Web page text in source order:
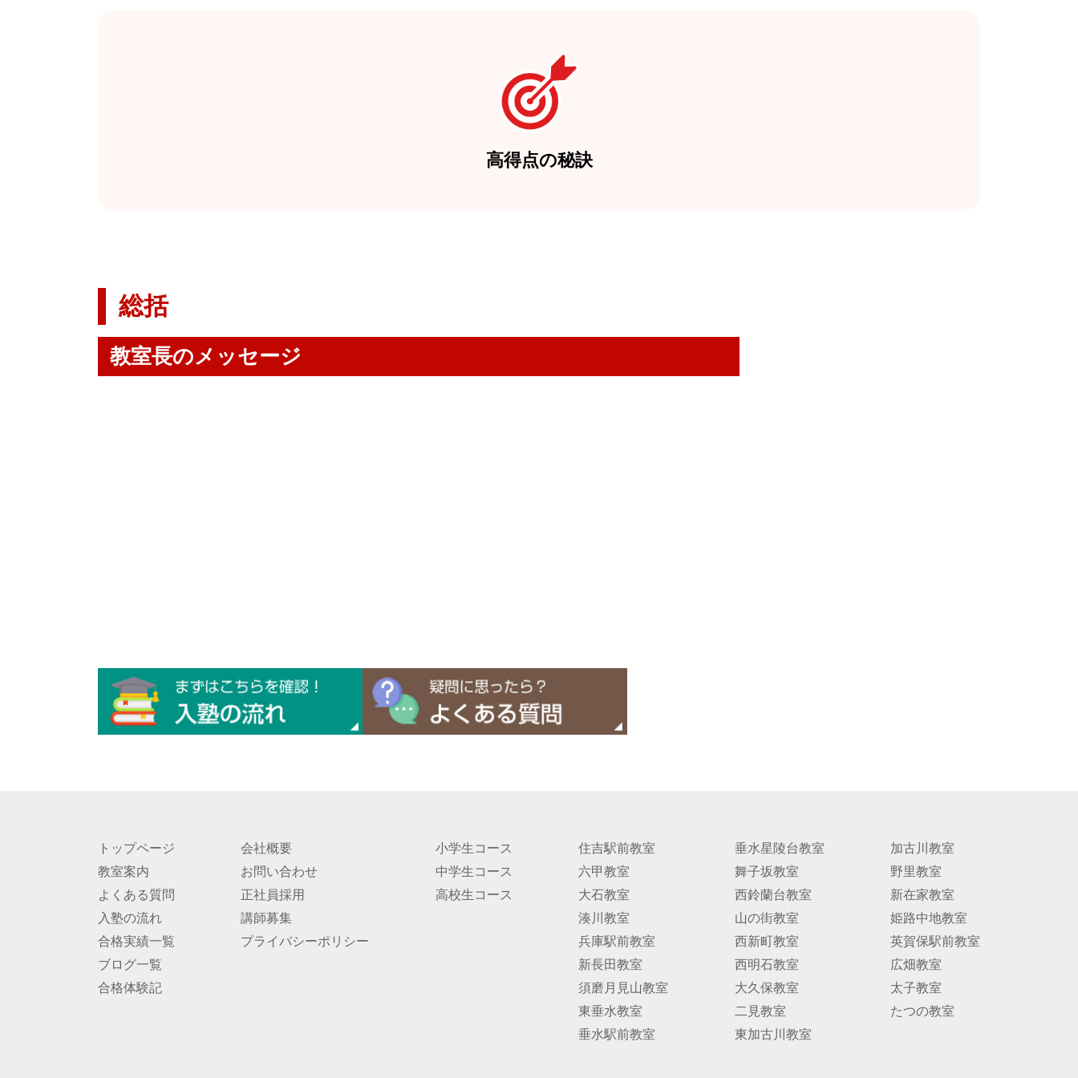
高得点の秘訣
総括
教室長のメッセージ
トップページ
教室案内
よくある質問
入塾の流れ
合格実績一覧
ブログ一覧
合格体験記
会社概要
お問い合わせ
正社員採用
講師募集
プライバシーポリシー
小学生コース
中学生コース
高校生コース
住吉駅前教室
六甲教室
大石教室
湊川教室
兵庫駅前教室
新長田教室
須磨月見山教室
東垂水教室
垂水駅前教室
垂水星陵台教室
舞子坂教室
西鈴蘭台教室
山の街教室
西新町教室
西明石教室
大久保教室
二見教室
東加古川教室
加古川教室
野里教室
新在家教室
姫路中地教室
英賀保駅前教室
広畑教室
太子教室
たつの教室